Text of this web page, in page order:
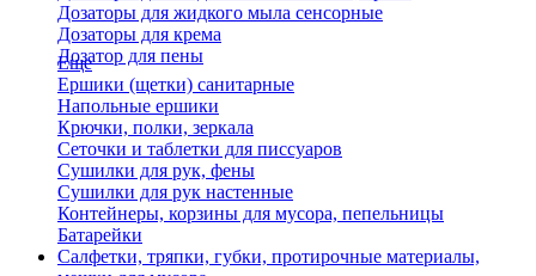
Дозаторы для жидкого мыла сенсорные
Дозаторы для крема
Дозатор для пены
Еще
Ершики (щетки) санитарные
Напольные ершики
Крючки, полки, зеркала
Сеточки и таблетки для писсуаров
Сушилки для рук, фены
Сушилки для рук настенные
Контейнеры, корзины для мусора, пепельницы
Батарейки
Салфетки, тряпки, губки, протирочные материалы,